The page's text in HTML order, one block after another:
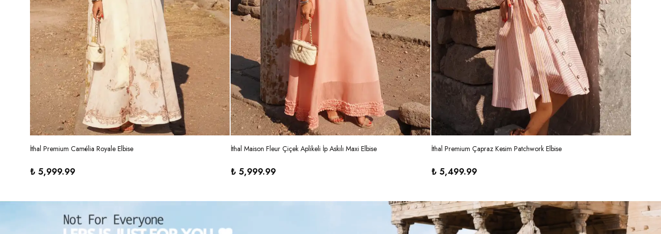
İthal Premium Camélia Royale Elbise
₺ 5,999.99
İthal Maison Fleur Çiçek Aplikeli İp Askılı Maxi Elbise
₺ 5,999.99
İthal Premium Çapraz Kesim Patchwork Elbise
₺ 5,499.99